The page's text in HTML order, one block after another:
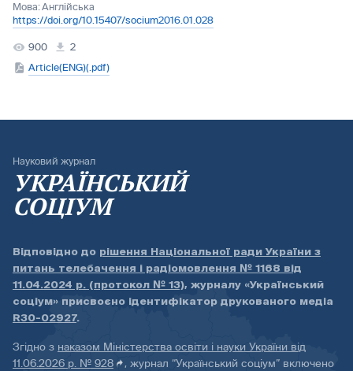
Мова:Англійська
https://doi.org/10.15407/socium2016.01.028
900
2
Article(ENG)(.pdf)
Науковий журнал
УКРАЇНСЬКИЙ
СОЦІУМ
Відповідно до рішення Національної ради України з
питань телебачення і радіомовлення № 1168 від
11.04.2024 р. (протокол № 13), журналу «Український
соціум» присвоєно ідентифікатор друкованого медіа
R30-02927.
Згідно з наказом Міністерства освіти і науки України від
11.06.2026 р. № 928
, журнал “Український соціум” включено